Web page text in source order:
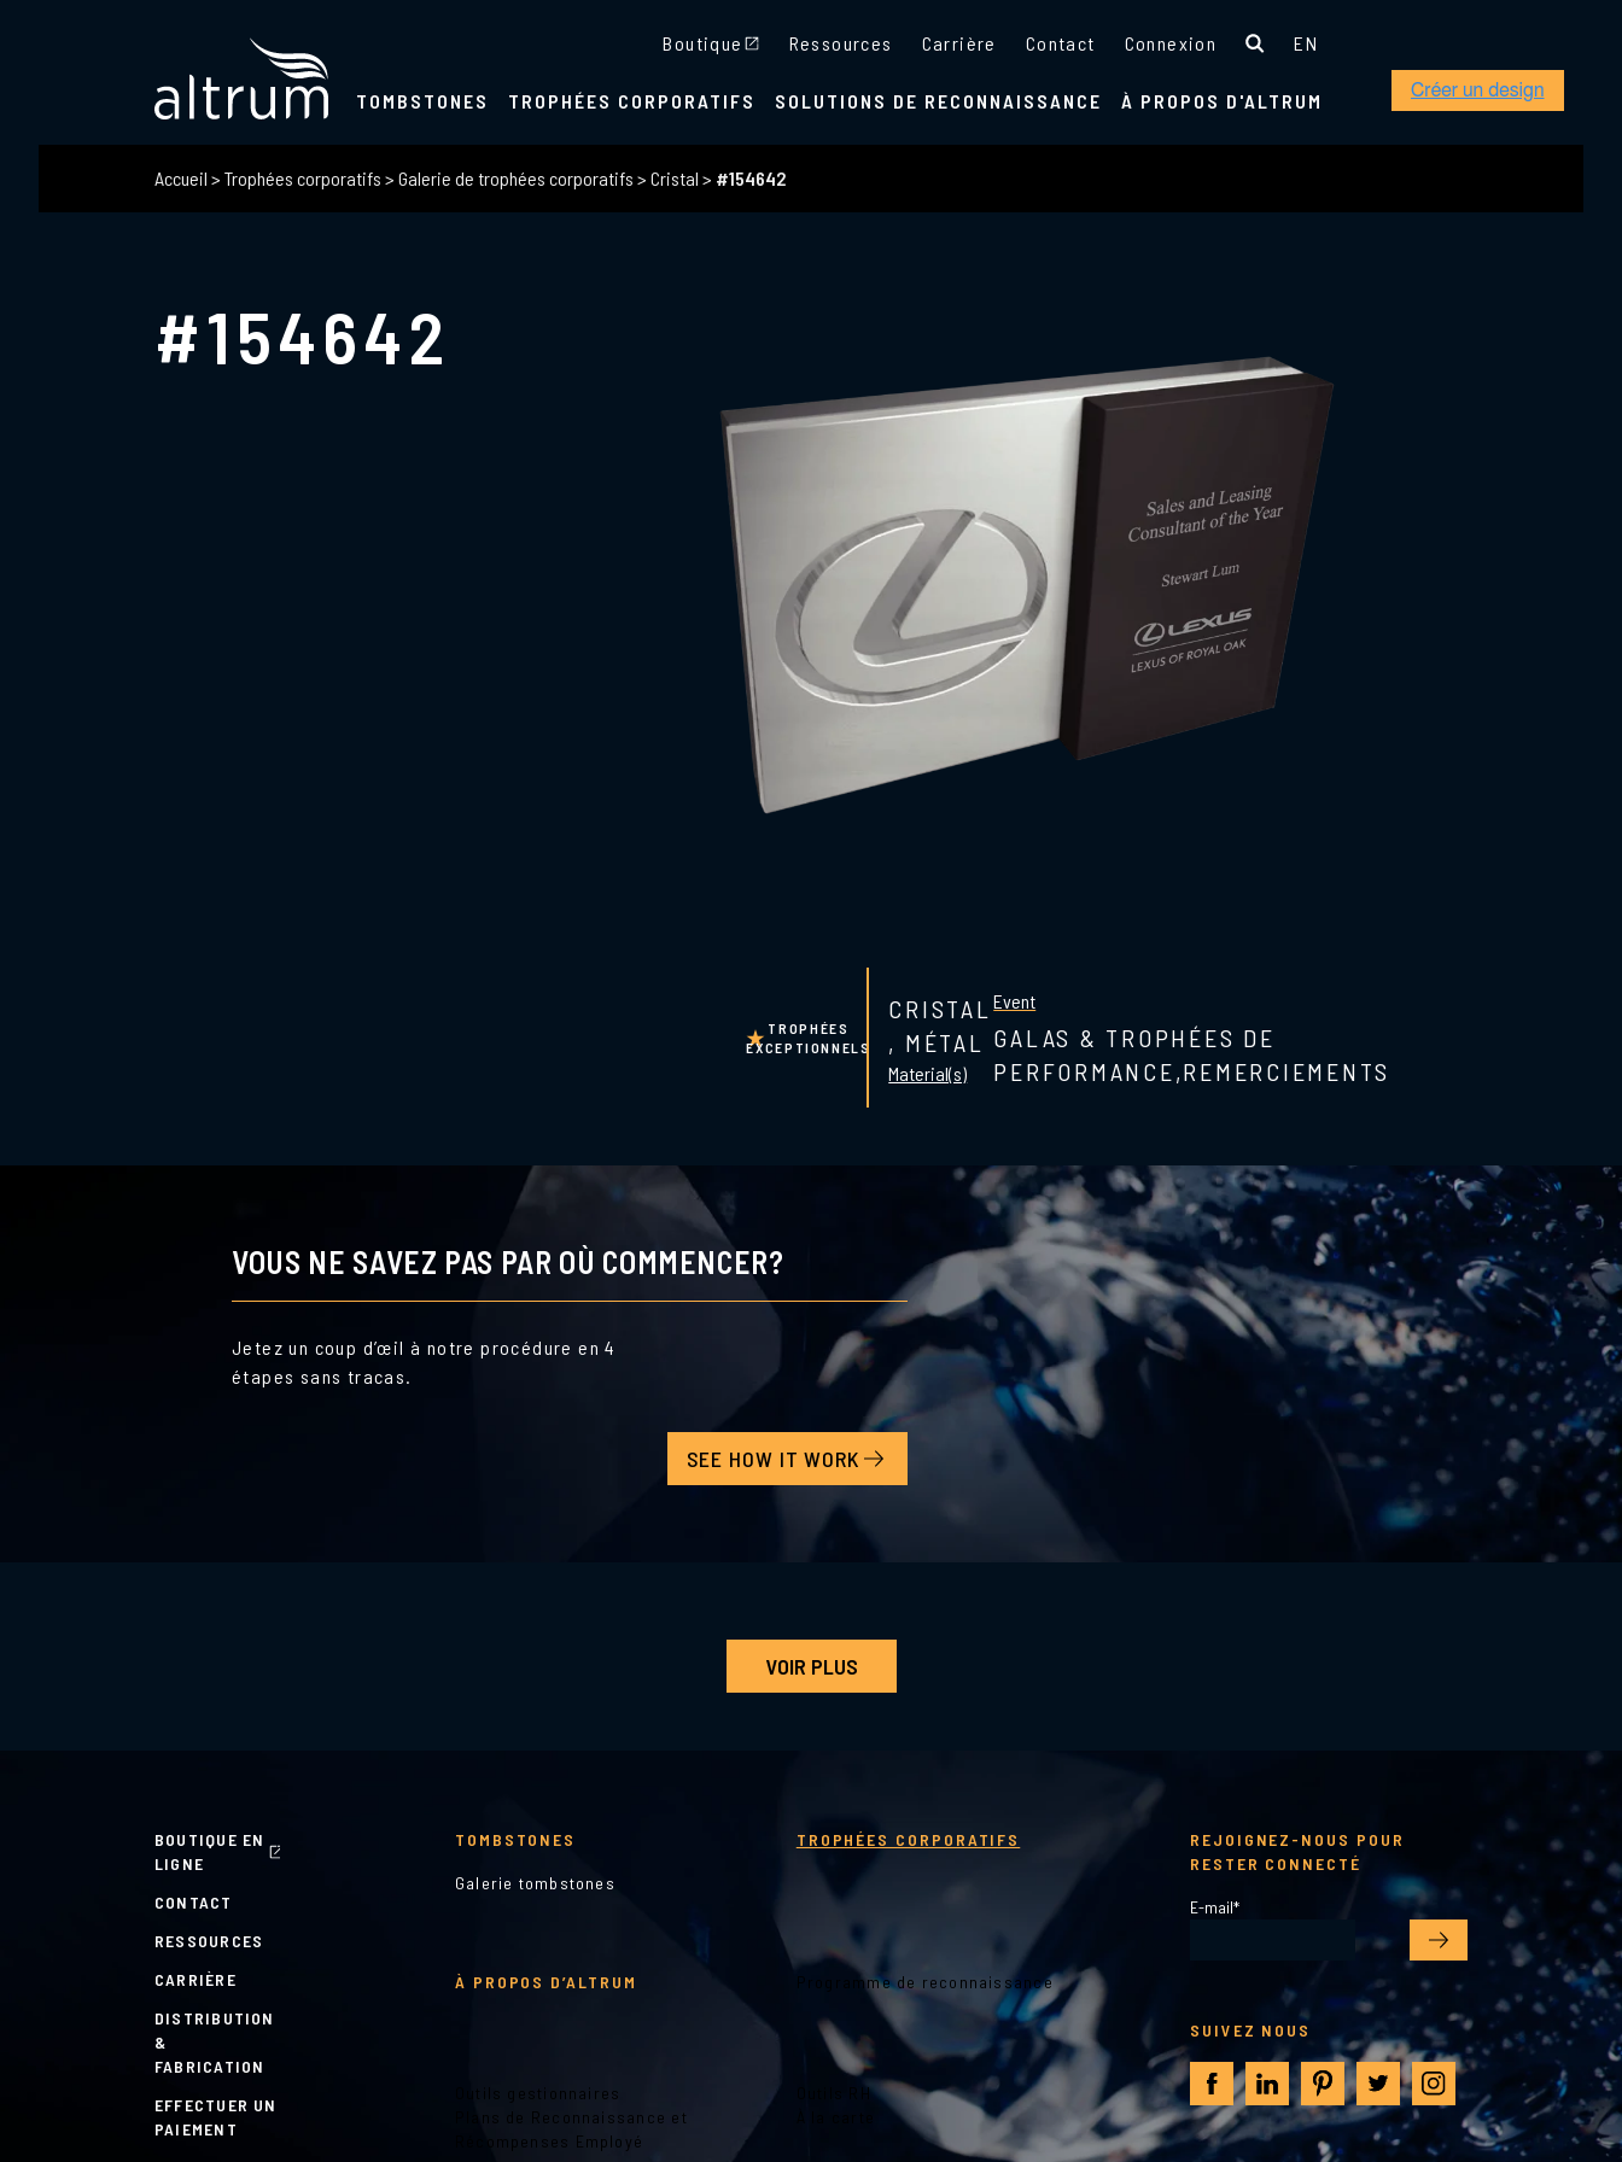
Boutique Ressources Carrière Contact Connexion EN
TOMBSTONES TROPHÉES CORPORATIFS SOLUTIONS DE RECONNAISSANCE À PROPOS D'ALTRUM
Accueil > Trophées corporatifs > Galerie de trophées corporatifs > Cristal > #154642
#154642
TROPHÉES
EXCEPTIONNELS
CRISTAL
, MÉTAL
Material(s)
Event
GALAS & TROPHÉES DE
PERFORMANCE,REMERCIEMENTS
VOUS NE SAVEZ PAS PAR OÙ COMMENCER?
Jetez un coup d’œil à notre procédure en 4
étapes sans tracas.
SEE HOW IT WORK
VOIR PLUS
BOUTIQUE EN
LIGNE
CONTACT
RESSOURCES
CARRIÈRE
DISTRIBUTION
&
FABRICATION
EFFECTUER UN
PAIEMENT
TOMBSTONES
Galerie tombstones
TROPHÉES CORPORATIFS
À PROPOS D’ALTRUM Programme de reconnaissance
Outils gestionnaires
Outils RH
Plans de Reconnaissance et
Récompenses Employé
REJOIGNEZ-NOUS POUR
RESTER CONNECTÉ
E-mail*
SUIVEZ NOUS